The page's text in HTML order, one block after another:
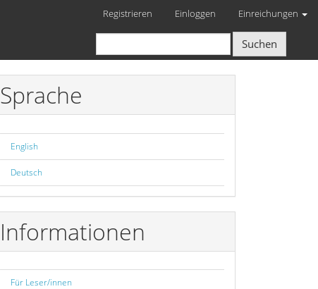
Registrieren Einloggen Einreichungen
Suchen
Sprache
English
Deutsch
Informationen
Für Leser/innen